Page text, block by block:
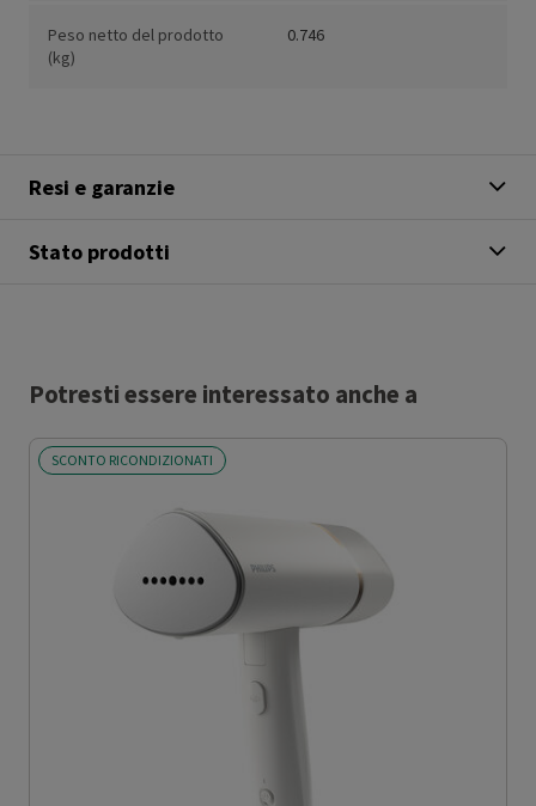
Peso netto del prodotto
(kg)
0.746
Resi e garanzie
Stato prodotti
Potresti essere interessato anche a
SCONTO RICONDIZIONATI